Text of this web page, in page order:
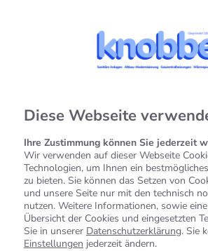
Diese Webseite
Ihre Zustimmung können Sie jederzeit
Wir verwenden auf dieser Webseite
Technologien, um Ihnen ein
zu bieten. Sie können das Setzen von
und unsere Seite nur mit den technisch
nutzen. Weitere Informationen, sowie
Übersicht der Cookies und eingesetzten
Sie in unserer Datenschutzerklärung. Sie
Einstellungen jederzeit ändern.